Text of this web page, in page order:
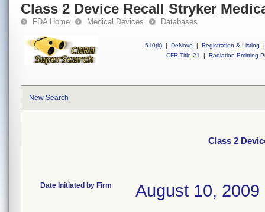
Class 2 Device Recall Stryker
FDA Home Medical Devices Databases
510(k) | DeNovo | Registration & Listing
|
CFR Title 21
| Radiation-Emitting
New Search
Class 2
Date Initiated by Firm August 10, 2009